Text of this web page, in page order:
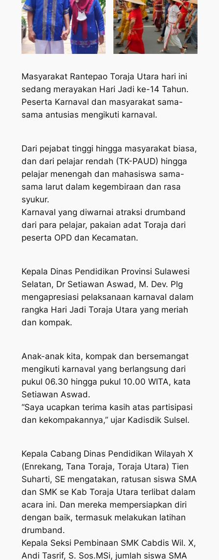
Masyarakat Rantepao Toraja Utara hari ini
sedang merayakan Hari Jadi ke-14 Tahun.
Peserta Karnaval dan masyarakat sama-
sama antusias mengikuti karnaval.
Dari pejabat tinggi hingga masyarakat biasa,
dan dari pelajar rendah (TK-PAUD) hingga
pelajar menengah dan mahasiswa sama-
sama larut dalam kegembiraan dan rasa
syukur.
Karnaval yang diwarnai atraksi drumband
dari para pelajar, pakaian adat Toraja dari
peserta OPD dan Kecamatan.
Kepala Dinas Pendidikan Provinsi Sulawesi
Selatan, Dr Setiawan Aswad, M. Dev. Plg
mengapresiasi pelaksanaan karnaval dalam
rangka Hari Jadi Toraja Utara yang meriah
dan kompak.
Anak-anak kita, kompak dan bersemangat
mengikuti karnaval yang berlangsung dari
pukul 06.30 hingga pukul 10.00 WITA, kata
Setiawan Aswad.
“Saya ucapkan terima kasih atas partisipasi
dan kekompakannya,” ujar Kadisdik Sulsel.
Kepala Cabang Dinas Pendidikan Wilayah X
(Enrekang, Tana Toraja, Toraja Utara) Tien
Suharti, SE mengatakan, ratusan siswa SMA
dan SMK se Kab Toraja Utara terlibat dalam
acara ini. Dan mereka mempersiapkan diri
dengan baik, termasuk melakukan latihan
drumband.
Kepala Seksi Pembinaan SMK Cabdis Wil. X,
Andi Tasrif, S. Sos.MSi, jumlah siswa SMA